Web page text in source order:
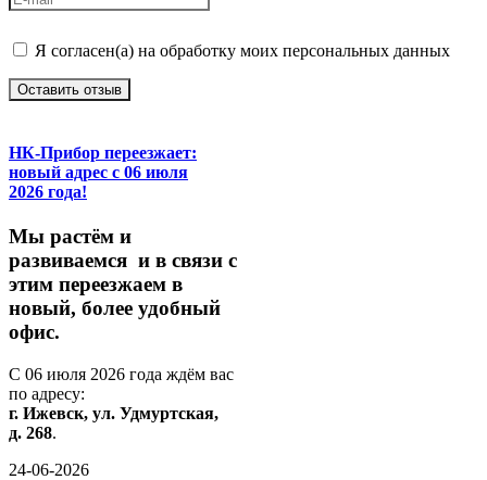
Я согласен(а) на обработку моих персональных данных
Оставить отзыв
НК-Прибор переезжает:
новый адрес с 06 июля
2026 года!
Мы растём и
развиваемся и в связи с
этим переезжаем в
новый, более удобный
офис.
С 06 июля 2026 года ждём вас
по адресу:
г. Ижевск, ул. Удмуртская,
д. 268.
24-06-2026